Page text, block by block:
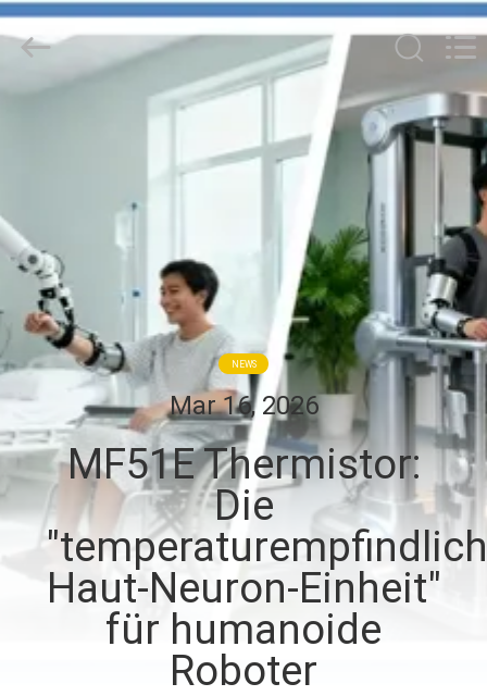
VR-
SHOW
ÜBER
UNS
FABRIK-
AUSFLUG
QUALITÄTSKONTROLLE
TRETEN
Guangdong
Uchi
Electronics
Co.,Ltd.
NEWS
Mar 16, 2026
MF51E Thermistor:
Die
Haut-Neuron-Einheit"
für humanoide
Roboter